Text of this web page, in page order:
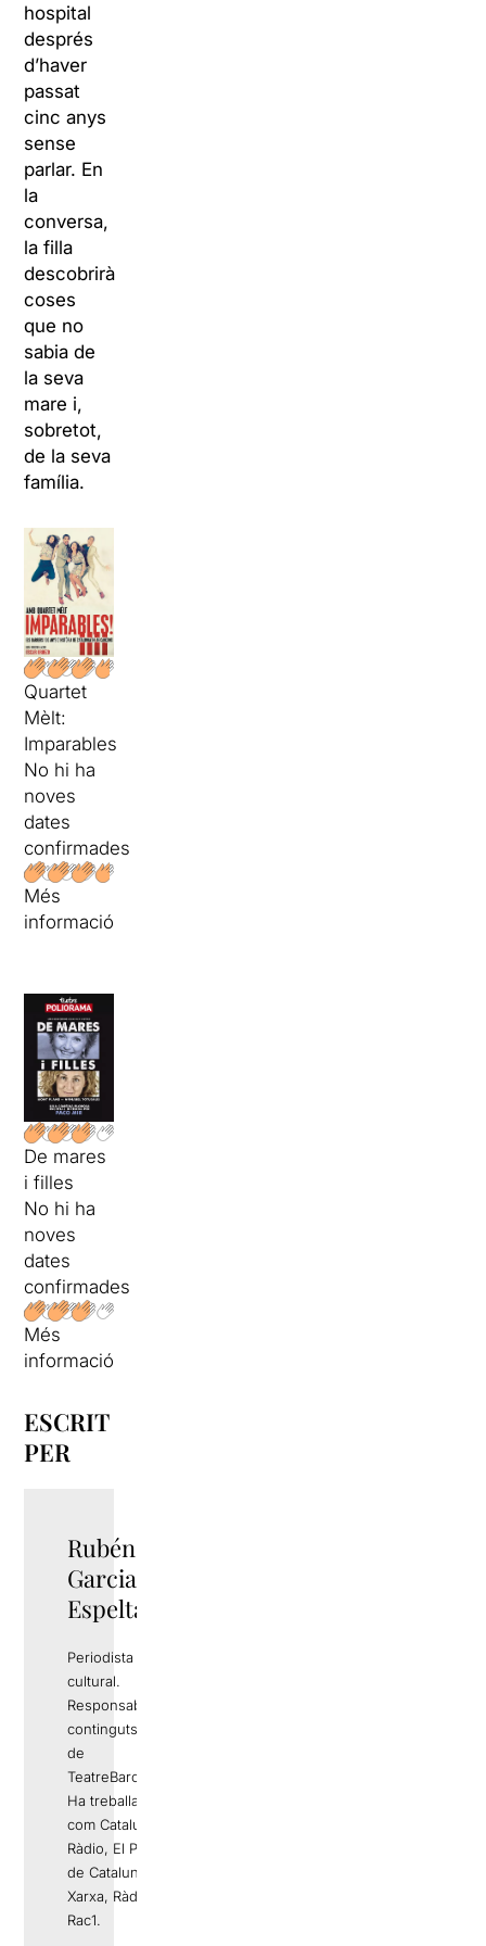
hospital
després
d’haver
passat
cinc anys
sense
parlar. En
la
conversa,
la filla
descobrirà
coses
que no
sabia de
la seva
mare i,
sobretot,
de la seva
família.
Quartet
Mèlt:
Imparables
No hi ha
noves
dates
confirmades
Més
informació
De mares
i filles
No hi ha
noves
dates
confirmades
Més
informació
ESCRIT
PER
Rubén
Garcia
Espelta
Periodista i gestor
cultural.
Responsable de
continguts editorials
de
TeatreBarcelona.com
Ha treballat a mitjans
com Catalunya
Ràdio, El Periódico
de Catalunya, La
Xarxa, Ràdio 4 o
Rac1.